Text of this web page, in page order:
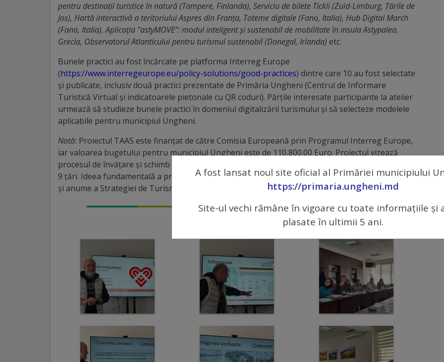
Personalități
marcante
Sportivi
performanță
Orașul
imagini
Galerie
video
Administrație
Viceprimari
pentru destinații turistice în natură (Tampere, Finlanda), Serviciu de bilete Tickli (Zuid-Limburg, Țările de
Jos), Hartă interactivă a teritoriului Aspres din Franța, Toteme digitale (Fano, Italia), Hub Digital March
(Fano, Italia), Aplicația ”astyMOVE”: modul inteligent și sustenabil de mobilitate în insula Astypalea,
Grecia, Observatorul Atlanticului pentru turismul sustenabil (Donegal, Irlanda) etc.
Bunele practici au fost încărcate pe platforma Interreg Europe
(https://www.interregeurope.eu/policy-solutions/good-practices) dintre care 10 au fost selectate
și publicate, inclusiv două practici prezentate de Primăria Ungheni (Centrul de Informare
Turistică Virtual și indicatoarele pietonale cu QR coduri). Părțile interesate participante la atelier
urmează să studieze bunele practici în domeniul digitalizării turismului și să selecteze modelele
aplicabile pentru municipiul Ungheni.
Notă: Proiectul TAAS este finanțat de către Comisia Europeană prin Programul Interreg Europe,
iar valoarea bugetului pentru municipiul Ungheni este de 110,800.00 Euro. Proiectul vizează
procesul de învățare și schimb de experiență în cadrul unui consorțiu compus din 10 parteneri din
9 țări. Ideea fundamentală a proiectului rezidă în îmbunătățirea Instrumentelor de Politici locale,
și anume a Strategiei de Turism a municipiului Ungheni.
A fost lansat noul site oficial al Primăriei municipiului
https://primaria.ungheni.md
Site-ul vechi rămâne în vigoare cu toate informațiile și
plasate în ultimii 5 ani.